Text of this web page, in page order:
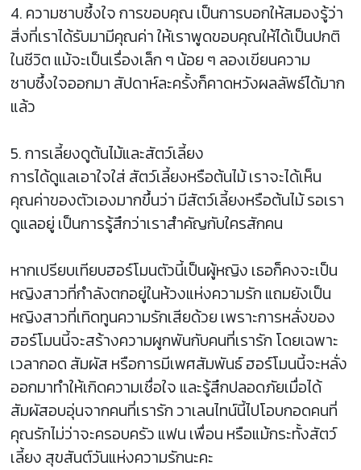
4. ความซาบซึ้งใจ การขอบคุณ เป็นการบอกให้สมองรู้ว่า
สิ่งที่เราได้รับมามีคุณค่า ให้เราพูดขอบคุณให้ได้เป็นปกติ
ในชีวิต แม้จะเป็นเรื่องเล็ก ๆ น้อย ๆ ลองเขียนความ
ซาบซึ้งใจออกมา สัปดาห์ละครั้งก็คาดหวังผลลัพธ์ได้มาก
แล้ว
5. การเลี้ยงดูต้นไม้และสัตว์เลี้ยง
การได้ดูแลเอาใจใส่ สัตว์เลี้ยงหรือต้นไม้ เราจะได้เห็น
คุณค่าของตัวเองมากขึ้นว่า มีสัตว์เลี้ยงหรือต้นไม้ รอเรา
ดูแลอยู่ เป็นการรู้สึกว่าเราสำคัญกับใครสักคน
หากเปรียบเทียบฮอร์โมนตัวนี้เป็นผู้หญิง เธอก็คงจะเป็น
หญิงสาวที่กำลังตกอยู่ในห้วงแห่งความรัก แถมยังเป็น
หญิงสาวที่เทิดทูนความรักเสียด้วย เพราะการหลั่งของ
ฮอร์โมนนี้จะสร้างความผูกพันกับคนที่เรารัก โดยเฉพาะ
เวลากอด สัมผัส หรือการมีเพศสัมพันธ์ ฮอร์โมนนี้จะหลั่ง
ออกมาทำให้เกิดความเชื่อใจ และรู้สึกปลอดภัยเมื่อได้
สัมผัสอบอุ่นจากคนที่เรารัก วาเลนไทน์นี้ไปโอบกอดคนที่
คุณรักไม่ว่าจะครอบครัว แฟน เพื่อน หรือแม้กระทั้งสัตว์
เลี้ยง สุขสันต์วันแห่งความรักนะคะ